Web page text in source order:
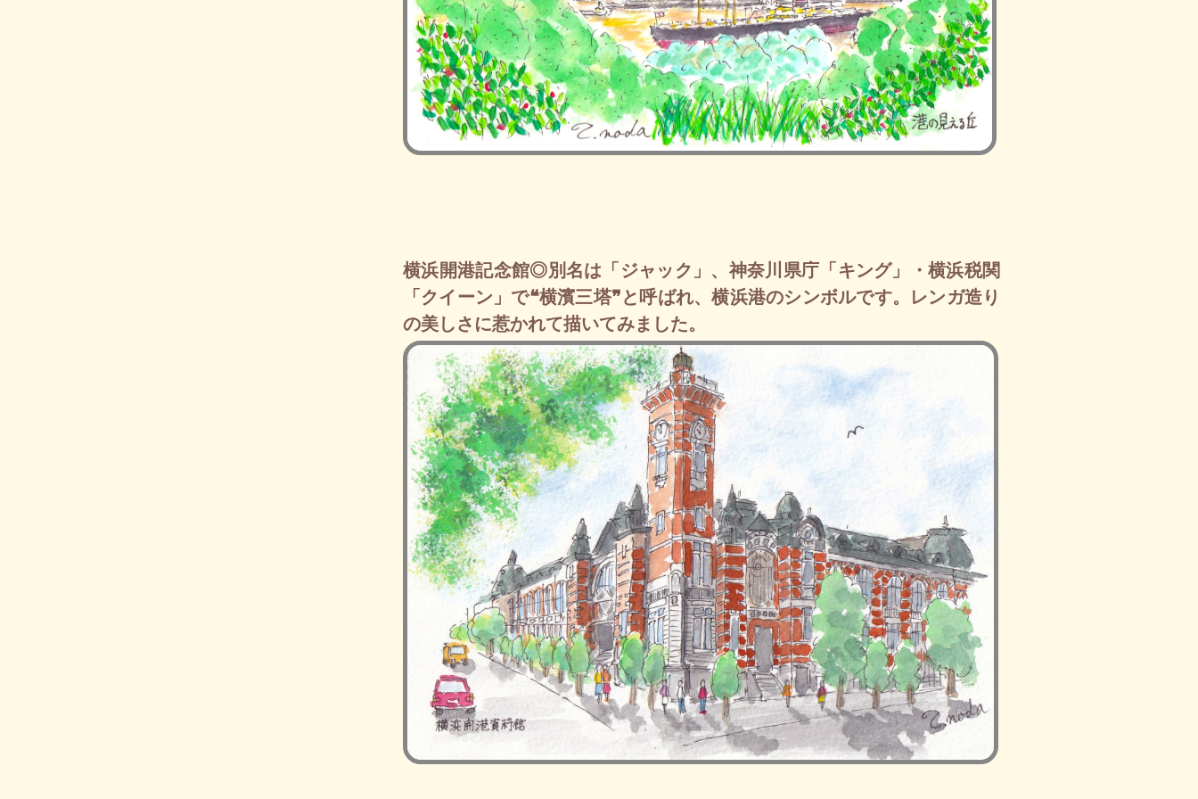
横浜開港記念館◎別名は「ジャック」、神奈川県庁「キング」・横浜税関
「クイーン」で❝横濱三塔❞と呼ばれ、横浜港のシンボルです。レンガ造り
の美しさに惹かれて描いてみました。